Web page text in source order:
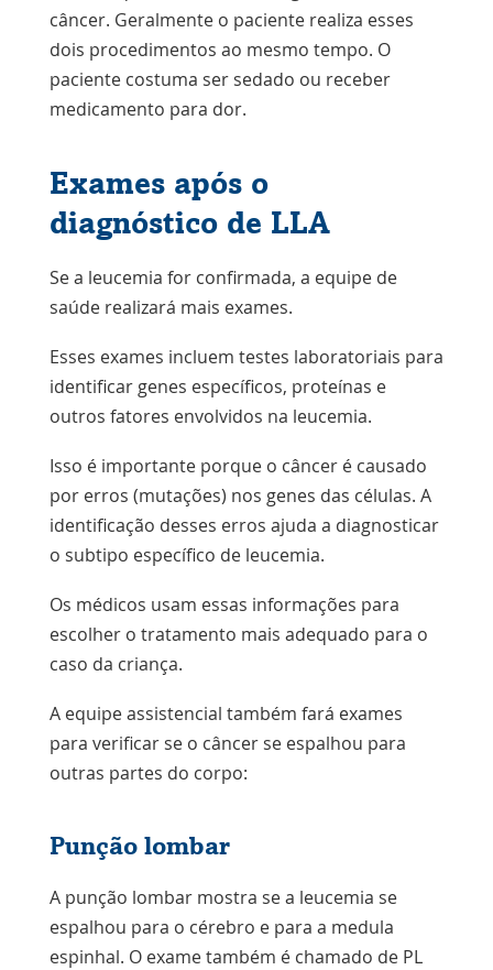
câncer. Geralmente o paciente realiza esses
dois procedimentos ao mesmo tempo. O
paciente costuma ser sedado ou receber
medicamento para dor.
Exames após o
diagnóstico de LLA
Se a leucemia for confirmada, a equipe de
saúde realizará mais exames.
Esses exames incluem testes laboratoriais para
identificar genes específicos, proteínas e
outros fatores envolvidos na leucemia.
Isso é importante porque o câncer é causado
por erros (mutações) nos genes das células. A
identificação desses erros ajuda a diagnosticar
o subtipo específico de leucemia.
Os médicos usam essas informações para
escolher o tratamento mais adequado para o
caso da criança.
A equipe assistencial também fará exames
para verificar se o câncer se espalhou para
outras partes do corpo:
Punção lombar
A punção lombar mostra se a leucemia se
espalhou para o cérebro e para a medula
espinhal. O exame também é chamado de PL